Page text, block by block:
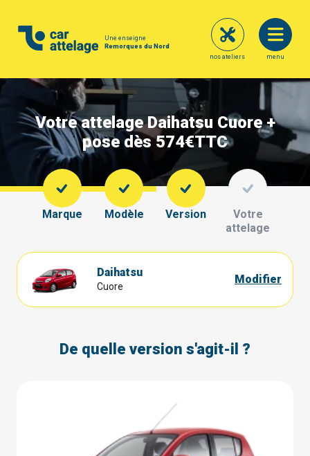
Une enseigne
Remorques du Nord
menu
nos ateliers
Votre attelage Daihatsu Cuore +
pose dès 574€TTC
Marque Modèle Version
Votre
attelage
Daihatsu
Cuore
Modifier
De quelle version s'agit-il ?